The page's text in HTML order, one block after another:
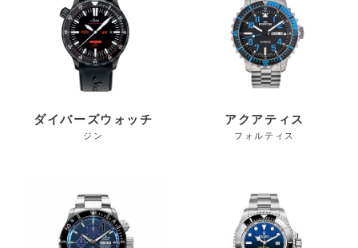
ダイバーズウォッチ
ジン
アクアティス
フォルティス